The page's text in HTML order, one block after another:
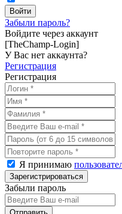
Забыли пароль?
Войдите через аккаунт
[TheChamp-Login]
У Вас нет аккаунта?
Регистрация
Регистрация
Я принимаю
Забыли пароль